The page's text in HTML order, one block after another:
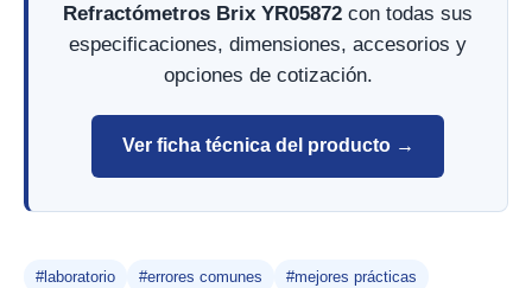
Refractómetros Brix YR05872 con todas sus
especificaciones, dimensiones, accesorios y
opciones de cotización.
Ver ficha técnica del producto →
#laboratorio #errores comunes #mejores prácticas